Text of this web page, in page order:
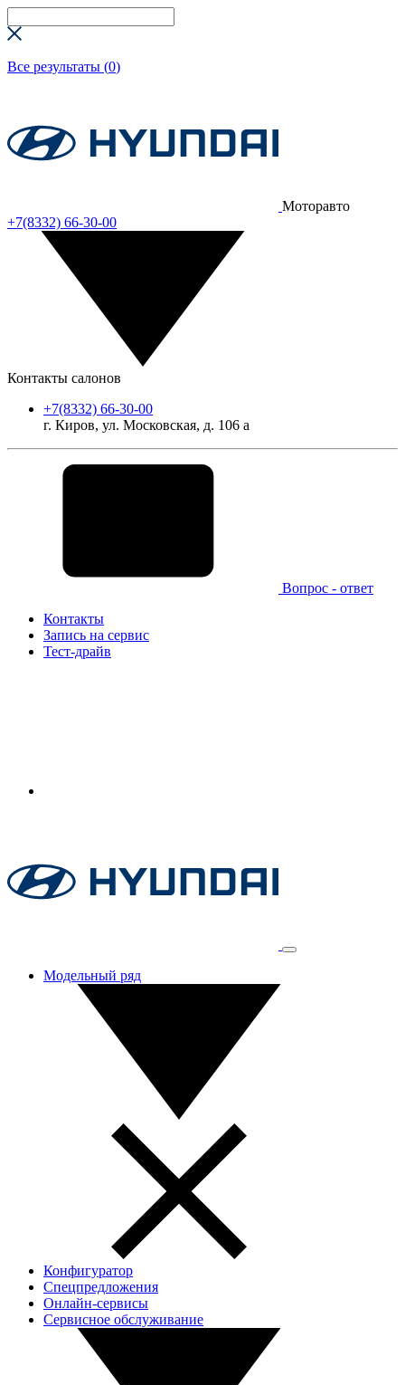
Все результаты (0)
Моторавто
+7(8332) 66-30-00
Контакты салонов
+7(8332) 66-30-00
г. Киров, ул. Московская, д. 106 а
Вопрос - ответ
Контакты
Запись на сервис
Тест-драйв
Модельный ряд
Конфигуратор
Спецпредложения
Онлайн-сервисы
Сервисное обслуживание